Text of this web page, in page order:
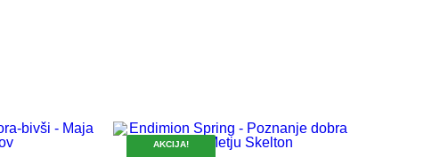
AKCIJA!